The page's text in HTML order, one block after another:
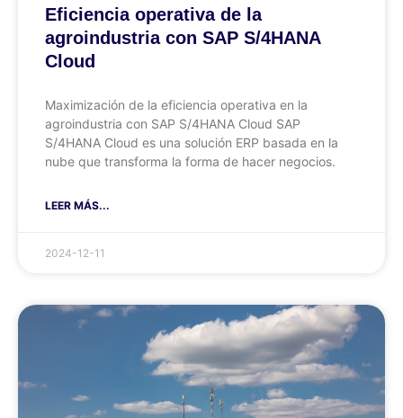
Eficiencia operativa de la
agroindustria con SAP S/4HANA
Cloud
Maximización de la eficiencia operativa en la
agroindustria con SAP S/4HANA Cloud SAP
S/4HANA Cloud es una solución ERP basada en la
nube que transforma la forma de hacer negocios.
LEER MÁS...
2024-12-11